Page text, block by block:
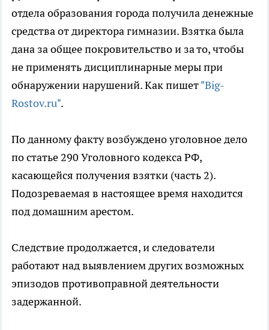
отдела образования города получила денежные
средства от директора гимназии. Взятка была
дана за общее покровительство и за то, чтобы
не применять дисциплинарные меры при
обнаружении нарушений. Как пишет"Big-
Rostov.ru".
По данному факту возбуждено уголовное дело
по статье 290 Уголовного кодекса РФ,
касающейся получения взятки (часть 2).
Подозреваемая в настоящее время находится
под домашним арестом.
Следствие продолжается, и следователи
работают над выявлением других возможных
эпизодов противоправной деятельности
задержанной.